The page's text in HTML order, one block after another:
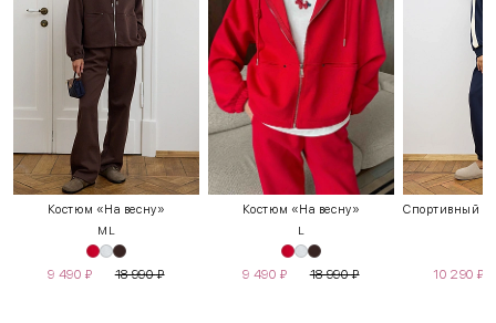
Костюм «На весну»
M L
9 490 ₽ 18 990₽
Костюм «На весну»
L
9 490 ₽ 18 990₽ 10 290 ₽